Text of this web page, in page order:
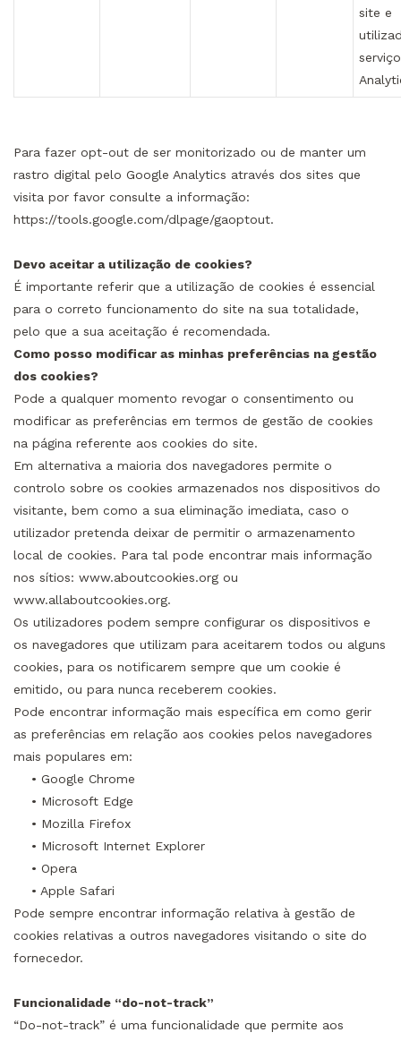
site e
Para fazer opt-out de ser monitorizado ou de manter um
rastro digital pelo Google Analytics através dos sites que
visita por favor consulte a informação:
https://tools.google.com/dlpage/gaoptout.
Devo aceitar a utilização de cookies?
É importante referir que a utilização de cookies é essencial
para o correto funcionamento do site na sua totalidade,
pelo que a sua aceitação é recomendada.
Como posso modificar as minhas preferências na gestão
dos cookies?
Pode a qualquer momento revogar o consentimento ou
modificar as preferências em termos de gestão de cookies
na página referente aos cookies do site.
Em alternativa a maioria dos navegadores permite o
controlo sobre os cookies armazenados nos dispositivos do
visitante, bem como a sua eliminação imediata, caso o
utilizador pretenda deixar de permitir o armazenamento
local de cookies. Para tal pode encontrar mais informação
nos sítios: www.aboutcookies.org ou
www.allaboutcookies.org.
Os utilizadores podem sempre configurar os dispositivos e
os navegadores que utilizam para aceitarem todos ou alguns
cookies, para os notificarem sempre que um cookie é
emitido, ou para nunca receberem cookies.
Pode encontrar informação mais específica em como gerir
as preferências em relação aos cookies pelos navegadores
mais populares em:
• Google Chrome
• Microsoft Edge
• Mozilla Firefox
• Microsoft Internet Explorer
• Opera
• Apple Safari
Pode sempre encontrar informação relativa à gestão de
cookies relativas a outros navegadores visitando o site do
fornecedor.
Funcionalidade “do-not-track”
“Do-not-track” é uma funcionalidade que permite aos